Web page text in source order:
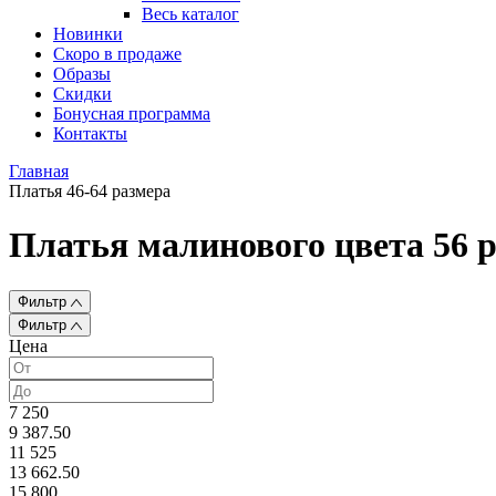
Весь каталог
Новинки
Скоро в продаже
Образы
Скидки
Бонусная программа
Контакты
Главная
Платья 46-64 размера
Платья малинового цвета 56
Фильтр
Фильтр
Цена
7 250
9 387.50
11 525
13 662.50
15 800